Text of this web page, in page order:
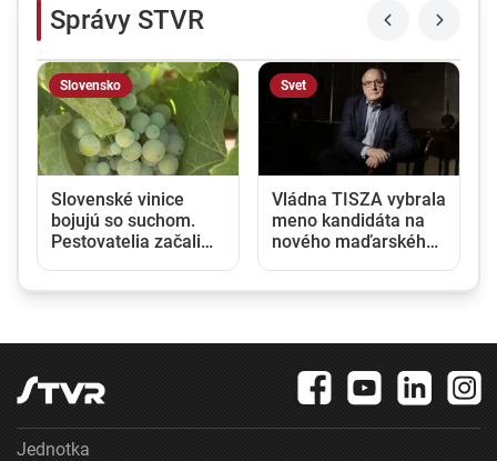
Správy STVR
Slovensko
Slovenské vinice
bojujú so suchom.
Pestovatelia začali
Svet
Vládna TISZA vybrala
meno kandidáta na
nového maďarského
Jednotka